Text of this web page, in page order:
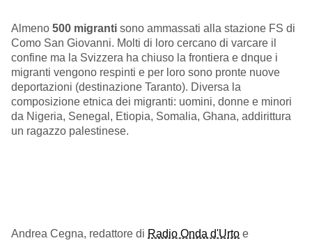
Almeno 500 migranti sono ammassati alla stazione FS di
Como San Giovanni. Molti di loro cercano di varcare il
confine ma la Svizzera ha chiuso la frontiera e dnque i
migranti vengono respinti e per loro sono pronte nuove
deportazioni (destinazione Taranto). Diversa la
composizione etnica dei migranti: uomini, donne e minori
da Nigeria, Senegal, Etiopia, Somalia, Ghana, addirittura
un ragazzo palestinese.
Andrea Cegna, redattore di Radio Onda d'Urto e